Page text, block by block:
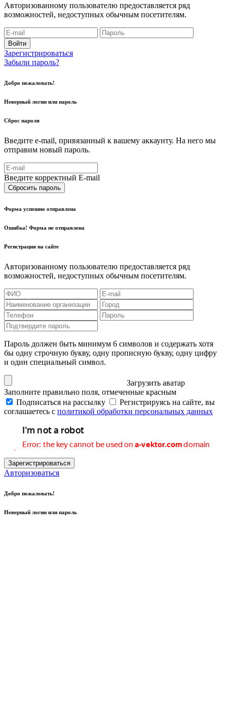
Авторизованному пользователю предоставляется ряд
возможностей, недоступных обычным посетителям.
Войти
Зарегистрироваться
Забыли пароль?
Добро пожаловать!
Неверный логин или пароль
Сброс пароля
Введите e-mail, привязанный к вашему аккаунту. На него мы
отправим новый пароль.
Введите корректный E-mail
Сбросить пароль
Форма успешно отправлена
Ошибка! Форма не отправлена
Регистрация на сайте
Авторизованному пользователю предоставляется ряд
возможностей, недоступных обычным посетителям.
Пароль должен быть минимум 6 символов и содержать хотя
бы одну строчную букву, одну прописную букву, одну цифру
и один специальный символ.
Загрузить аватар
Заполните правильно поля, отмеченные красным
Подписаться на рассылку
Регистрируясь на сайте, вы
соглашаетесь с политикой обработки персональных данных
Зарегистрироваться
Авторизоваться
Добро пожаловать!
Неверный логин или пароль